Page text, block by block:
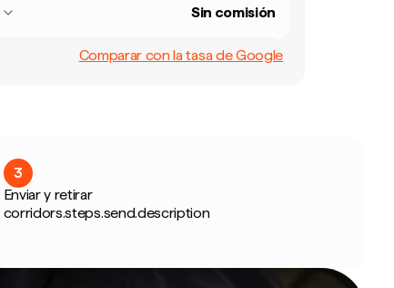
Sin comisión
Comparar con la tasa de Google
3
Enviar y retirar
corridors.steps.send.description